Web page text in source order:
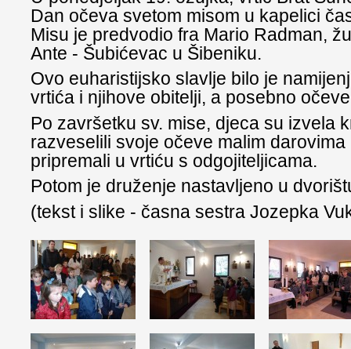
Dan očeva svetom misom u kapelici
Misu je predvodio fra Mario Radman,
Ante - Šubićevac u Šibeniku.
Ovo euharistijsko slavlje bilo je
vrtića i njihove obitelji, a posebno
Po završetku sv. mise, djeca su izvela
razveselili svoje očeve malim darovima
pripremali u vrtiću s odgojiteljicama.
Potom je druženje nastavljeno u
(tekst i slike - časna sestra Jozepka